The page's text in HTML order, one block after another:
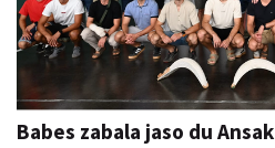
Babes zabala jaso du Ansak